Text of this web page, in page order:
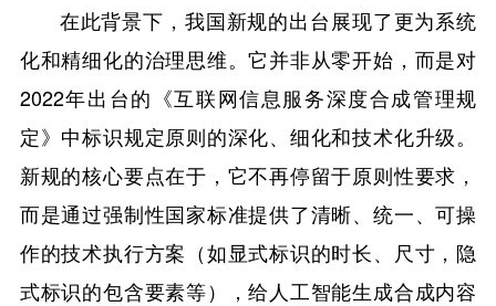
在此背景下，我国新规的出台展现了更为系统
化和精细化的治理思维。它并非从零开始，而是对
2022年出台的《互联网信息服务深度合成管理规
定》中标识规定原则的深化、细化和技术化升级。
新规的核心要点在于，它不再停留于原则性要求，
而是通过强制性国家标准提供了清晰、统一、可操
作的技术执行方案（如显式标识的时长、尺寸，隐
式标识的包含要素等），给人工智能生成合成内容